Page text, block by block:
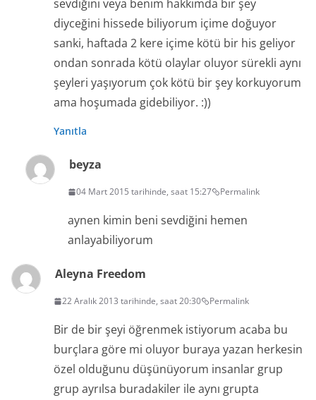
sevdiğini veya benim hakkımda bir şey
diyceğini hissede biliyorum içime doğuyor
sanki, haftada 2 kere içime kötü bir his geliyor
ondan sonrada kötü olaylar oluyor sürekli aynı
şeyleri yaşıyorum çok kötü bir şey korkuyorum
ama hoşumada gidebiliyor. :))
Yanıtla
beyza
04 Mart 2015 tarihinde, saat 15:27 Permalink
aynen kimin beni sevdiğini hemen
anlayabiliyorum
Aleyna Freedom
22 Aralık 2013 tarihinde, saat 20:30 Permalink
Bir de bir şeyi öğrenmek istiyorum acaba bu
burçlara göre mi oluyor buraya yazan herkesin
özel olduğunu düşünüyorum insanlar grup
grup ayrılsa buradakiler ile aynı grupta